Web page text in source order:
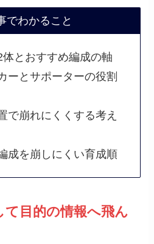
でわかること
体とおすすめ編成の軸
ーとサポーターの役割
で崩れにくくする考え
成を崩しにくい育成順
て目的の情報へ飛ん